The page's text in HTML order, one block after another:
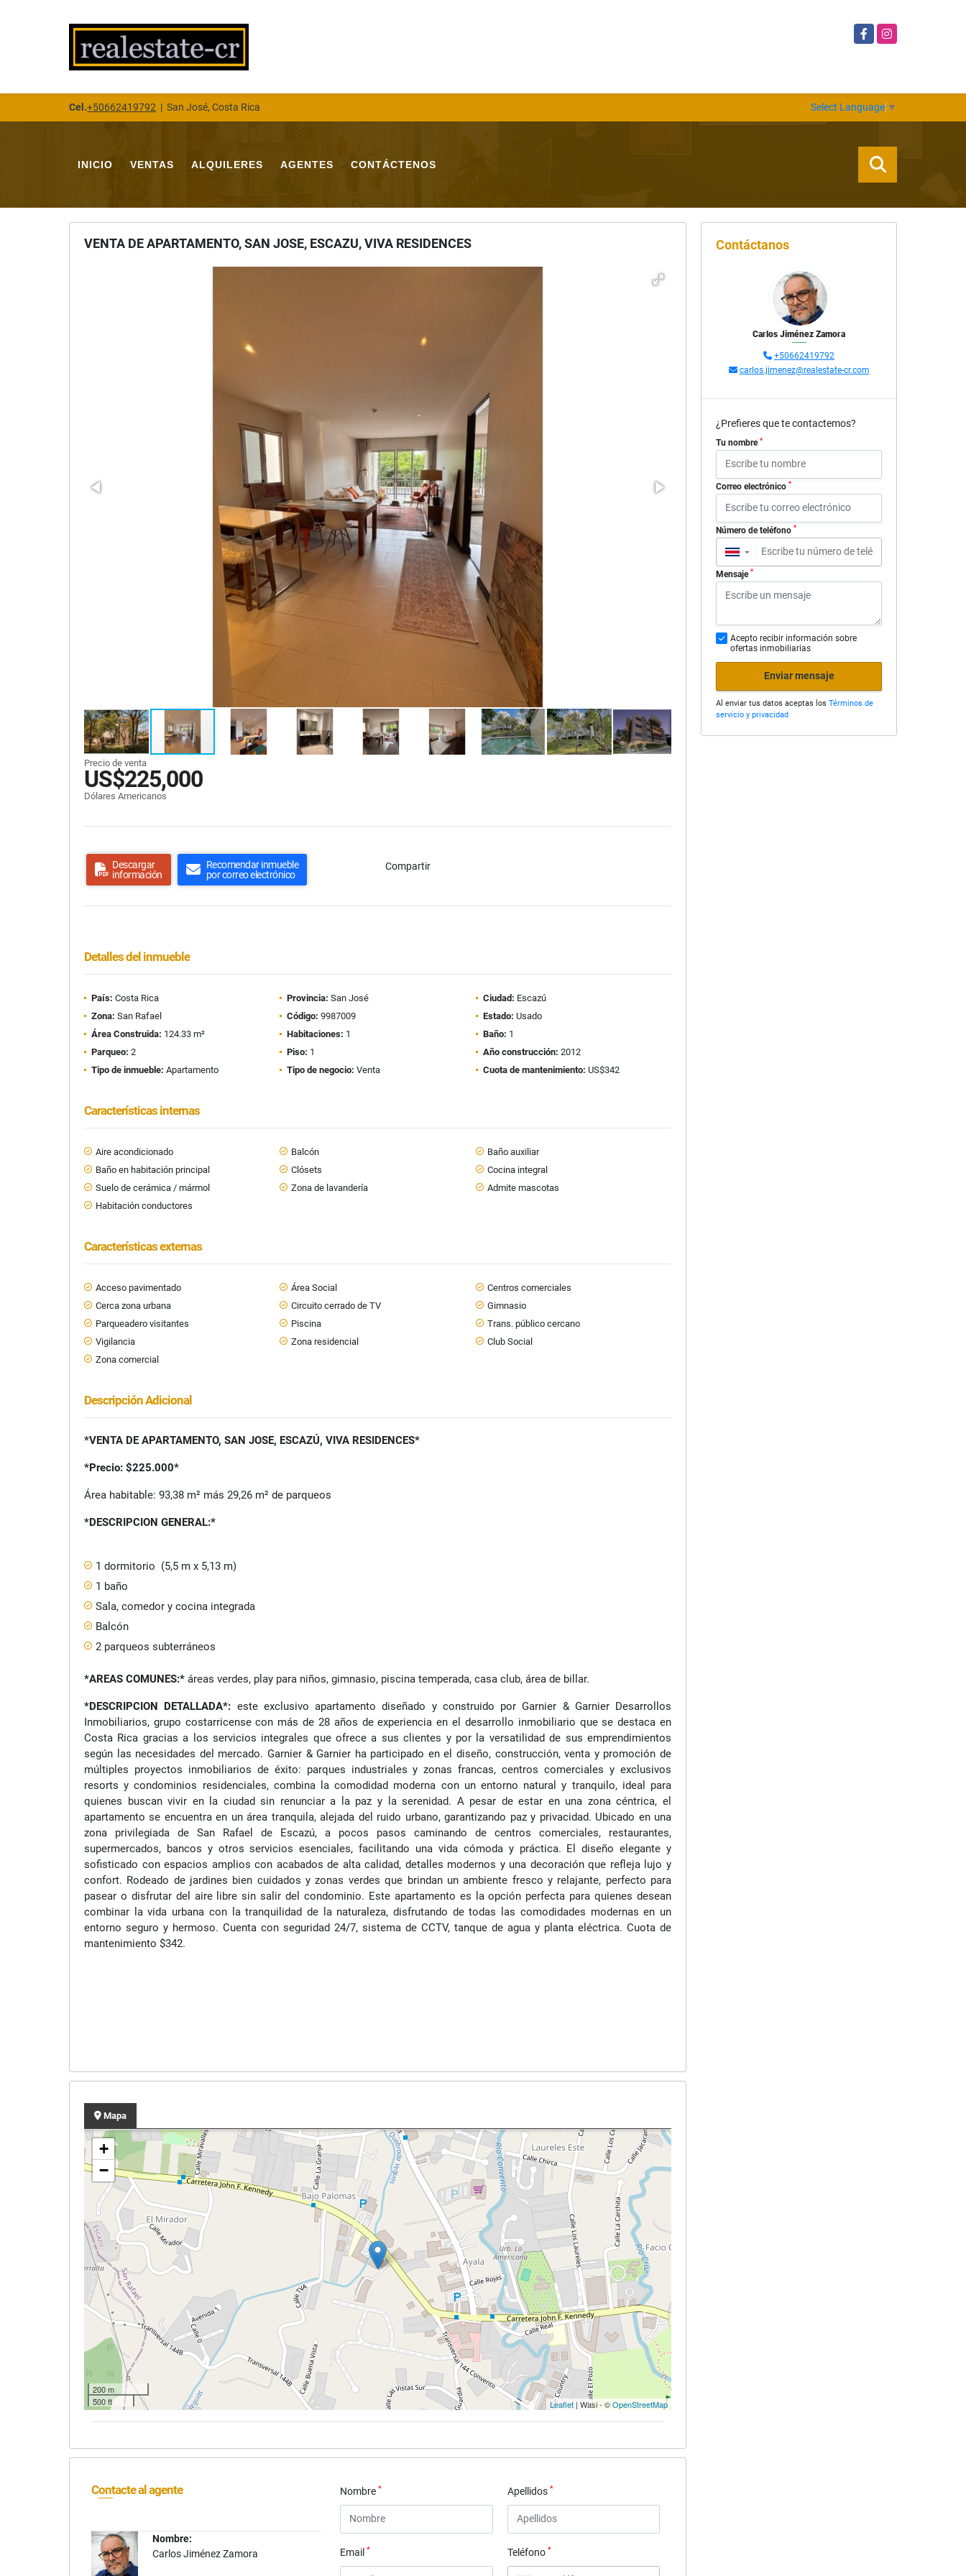
FacebookInstagram
Cel.+50662419792 | San José, Costa Rica Select Language ▼
INICIO VENTAS ALQUILERES AGENTES CONTÁCTENOS
VENTA DE APARTAMENTO, SAN JOSE, ESCAZU, VIVA RESIDENCES
Precio de venta
US$225,000
Dólares Americanos
Descargar
información
Recomendar inmueble
por correo electrónico
Compartir
Detalles del inmueble
País: Costa Rica Provincia: San José Ciudad: Escazú
Zona: San Rafael Código: 9987009 Estado: Usado
Área Construida: 124.33 m² Habitaciones: 1 Baño: 1
Parqueo: 2 Piso: 1 Año construcción: 2012
Tipo de inmueble: Apartamento Tipo de negocio: Venta Cuota de mantenimiento: US$342
Características internas
Aire acondicionado Balcón
Baño auxiliar
Baño en habitación principal
Clósets
Cocina integral
Suelo de cerámica / mármol
Zona de lavandería
Admite mascotas
Habitación conductores
Características externas
Acceso pavimentado Área Social
Centros comerciales
Cerca zona urbana
Circuito cerrado de TV
Gimnasio
Parqueadero visitantes
Piscina
Trans. público cercano
Vigilancia
Zona residencial
Club Social
Zona comercial
Descripción Adicional
*VENTA DE APARTAMENTO, SAN JOSE, ESCAZÚ, VIVA RESIDENCES*
*Precio: $225.000*
Área habitable: 93,38 m² más 29,26 m² de parqueos
*DESCRIPCION GENERAL:*
1 dormitorio (5,5 m x 5,13 m)
1 baño
Sala, comedor y cocina integrada
Balcón
2 parqueos subterráneos
*AREAS COMUNES:* áreas verdes, play para niños, gimnasio, piscina temperada, casa club, área de billar.
*DESCRIPCION DETALLADA*: este exclusivo apartamento diseñado y construido por Garnier & Garnier Desarrollos
Inmobiliarios, grupo costarricense con más de 28 años de experiencia en el desarrollo inmobiliario que se destaca en
Costa Rica gracias a los servicios integrales que ofrece a sus clientes y por la versatilidad de sus emprendimientos
según las necesidades del mercado. Garnier & Garnier ha participado en el diseño, construcción, venta y promoción de
múltiples proyectos inmobiliarios de éxito: parques industriales y zonas francas, centros comerciales y exclusivos
resorts y condominios residenciales, combina la comodidad moderna con un entorno natural y tranquilo, ideal para
quienes buscan vivir en la ciudad sin renunciar a la paz y la serenidad. A pesar de estar en una zona céntrica, el
apartamento se encuentra en un área tranquila, alejada del ruido urbano, garantizando paz y privacidad. Ubicado en una
zona privilegiada de San Rafael de Escazú, a pocos pasos caminando de centros comerciales, restaurantes,
supermercados, bancos y otros servicios esenciales, facilitando una vida cómoda y práctica. El diseño elegante y
sofisticado con espacios amplios con acabados de alta calidad, detalles modernos y una decoración que refleja lujo y
confort. Rodeado de jardines bien cuidados y zonas verdes que brindan un ambiente fresco y relajante, perfecto para
pasear o disfrutar del aire libre sin salir del condominio. Este apartamento es la opción perfecta para quienes desean
combinar la vida urbana con la tranquilidad de la naturaleza, disfrutando de todas las comodidades modernas en un
entorno seguro y hermoso. Cuenta con seguridad 24/7, sistema de CCTV, tanque de agua y planta eléctrica. Cuota de
mantenimiento $342.
Mapa
+
−
200 m
500 ft
Leaflet | Wasi - ©OpenStreetMap
Contacte al agente
Nombre:
Carlos Jiménez Zamora
Nombre* Apellidos *
Email* Teléfono *
Contáctanos
Carlos Jiménez Zamora
+50662419792
carlos.jimenez@realestate-cr.com
¿Prefieres que te contactemos?
Tu nombre *
Correo electrónico *
Número de teléfono *
▼
Mensaje *
Acepto recibir información sobre
ofertas inmobiliarias
Enviar mensaje
Al enviar tus datos aceptas los Términos de
servicio y privacidad